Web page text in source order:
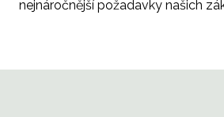
nejnáročnější požadavky našich